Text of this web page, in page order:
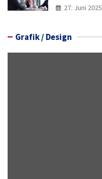
27. Juni 2025
Grafik / Design